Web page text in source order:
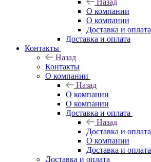
Назад
О компании
О компании
Доставка и оплата
Доставка и оплата
Контакты
Назад
Контакты
О компании
Назад
О компании
О компании
Доставка и оплата
Назад
Доставка и оплата
О компании
Доставка и оплата
Доставка и оплата